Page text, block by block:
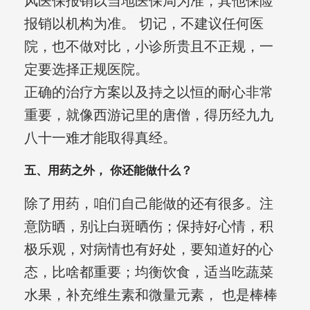
报销以机构为准。 切记，不建议任何医
院，也不做对比，小诊所贵且不正规，一
定要选择正规医院。
正确的治疗方案以及持之以恒的耐心非常
重要，就像西游记里的唐僧，得历经九九
八十一难才能取得真经。
五、用药之外， 你还能做什么？
除了用药，咱们自己能做的还有很多。注
意防晒，别让白斑晒伤；保持好心情，积
极乐观，对病情也有好处，要知道好的心
态，比啥都重要；均衡饮食，适当吃蔬菜
水果，补充维生素和微量元素， 也是棒棒